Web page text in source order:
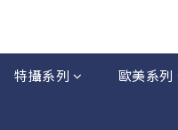
特攝系列 歐美系列